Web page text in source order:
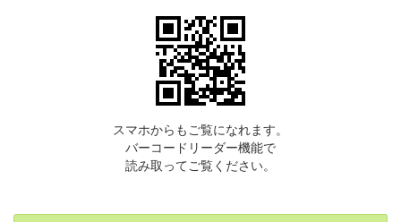
スマホからもご覧になれます。
バーコードリーダー機能で
読み取ってご覧ください。